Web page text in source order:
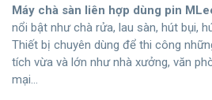
Máy chà sàn liên hợp dùng pin
nổi bật như chà rửa, lau sàn, hút bụi,
Thiết bị chuyên dùng để thi công
tích vừa và lớn như nhà xưởng, văn
mại…